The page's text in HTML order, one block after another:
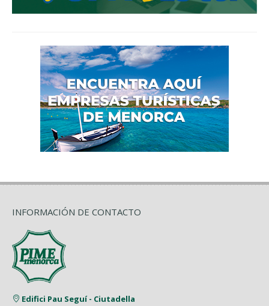
INFORMACIÓN DE CONTACTO
Edifici Pau Seguí - Ciutadella